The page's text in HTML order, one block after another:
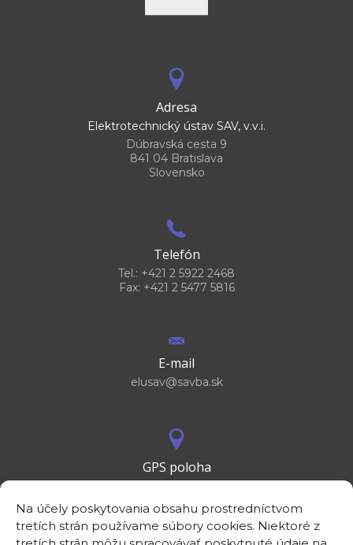
Na účely poskytovania obsahu prostredníctvom
tretích strán používame súbory cookies. Niektoré z
Adresa
Elektrotechnický ústav SAV, v.v.i.
Dúbravská cesta 9
841 04 Bratislava
Slovensko
Telefón
Tel.: +421 2 5922 2468
Fax: +421 2 5477 5816
E-mail
elusav@savba.sk
GPS poloha